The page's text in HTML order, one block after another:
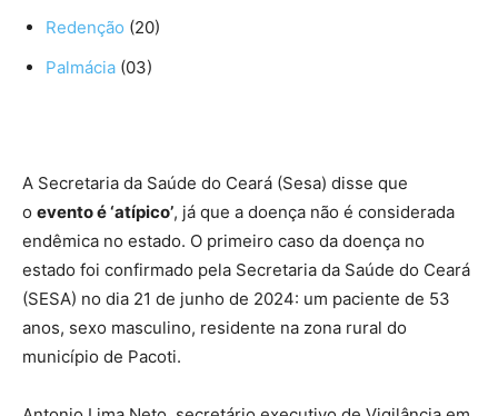
Redenção (20)
Palmácia (03)
A Secretaria da Saúde do Ceará (Sesa) disse que
o evento é ‘atípico’, já que a doença não é considerada
endêmica no estado. O primeiro caso da doença no
estado foi confirmado pela Secretaria da Saúde do Ceará
(SESA) no dia 21 de junho de 2024: um paciente de 53
anos, sexo masculino, residente na zona rural do
município de Pacoti.